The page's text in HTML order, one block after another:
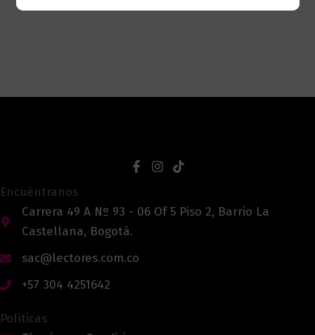
Encuéntranos
Carrera 49 A Nº 93 - 06 Of 5 Piso 2, Barrio La
Castellana, Bogotá.
sac@lectores.com.co
+57 304 4251642
Políticas